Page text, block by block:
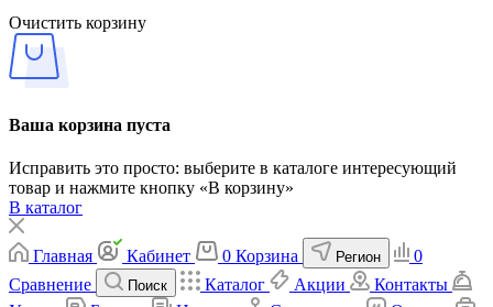
Очистить корзину
Ваша корзина пуста
Исправить это просто: выберите в каталоге интересующий
товар и нажмите кнопку «В корзину»
В каталог
Главная Кабинет 0 Корзина Регион
0
Сравнение
Поиск Каталог Акции
Контакты